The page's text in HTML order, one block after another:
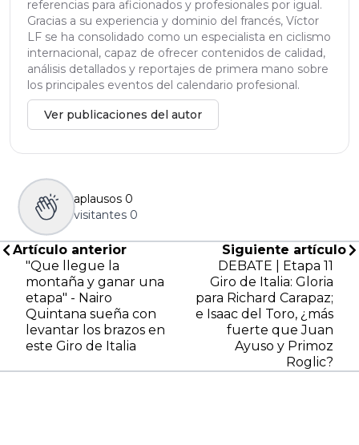
referencias para aficionados y profesionales por igual.
Gracias a su experiencia y dominio del francés, Víctor
LF se ha consolidado como un especialista en ciclismo
internacional, capaz de ofrecer contenidos de calidad,
análisis detallados y reportajes de primera mano sobre
los principales eventos del calendario profesional.
Ver publicaciones del autor
aplausos 0
visitantes 0
Artículo anterior
"Que llegue la
montaña y ganar una
etapa" - Nairo
Quintana sueña con
levantar los brazos en
este Giro de Italia
Siguiente artículo
DEBATE | Etapa 11
Giro de Italia: Gloria
para Richard Carapaz;
e Isaac del Toro, ¿más
fuerte que Juan
Ayuso y Primoz
Roglic?